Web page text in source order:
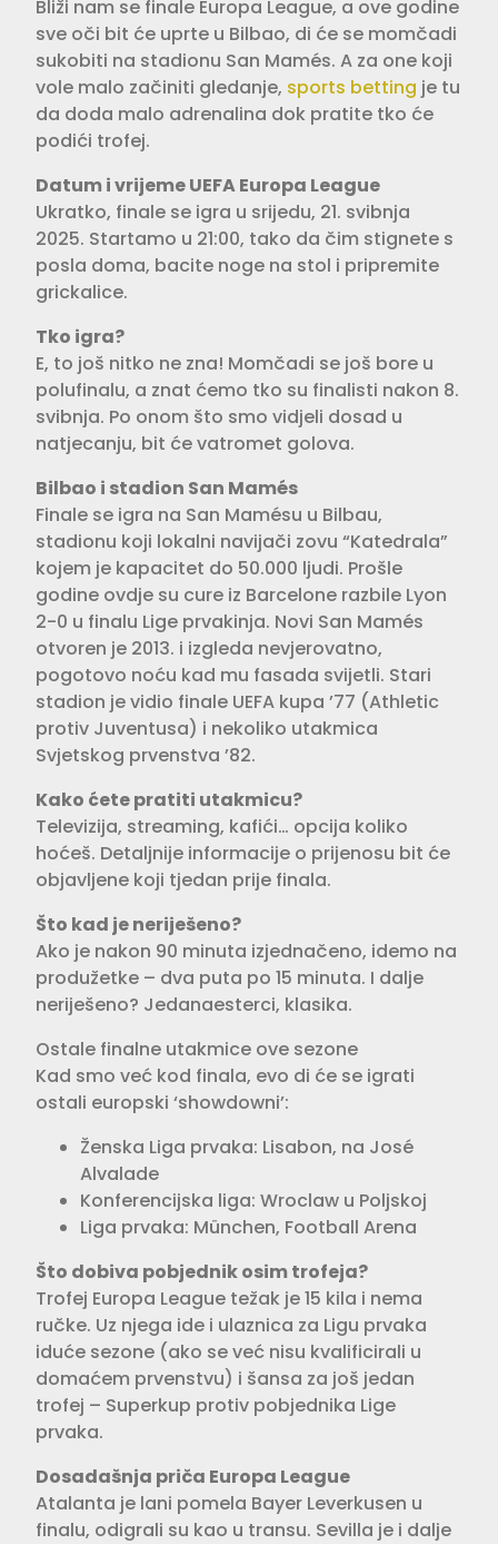
Bliži nam se finale Europa League, a ove godine
sve oči bit će uprte u Bilbao, di će se momčadi
sukobiti na stadionu San Mamés. A za one koji
vole malo začiniti gledanje, sports betting je tu
da doda malo adrenalina dok pratite tko će
podići trofej.
Datum i vrijeme UEFA Europa League
Ukratko, finale se igra u srijedu, 21. svibnja
2025. Startamo u 21:00, tako da čim stignete s
posla doma, bacite noge na stol i pripremite
grickalice.
Tko igra?
E, to još nitko ne zna! Momčadi se još bore u
polufinalu, a znat ćemo tko su finalisti nakon 8.
svibnja. Po onom što smo vidjeli dosad u
natjecanju, bit će vatromet golova.
Bilbao i stadion San Mamés
Finale se igra na San Mamésu u Bilbau,
stadionu koji lokalni navijači zovu “Katedrala”
kojem je kapacitet do 50.000 ljudi. Prošle
godine ovdje su cure iz Barcelone razbile Lyon
2-0 u finalu Lige prvakinja. Novi San Mamés
otvoren je 2013. i izgleda nevjerovatno,
pogotovo noću kad mu fasada svijetli. Stari
stadion je vidio finale UEFA kupa ’77 (Athletic
protiv Juventusa) i nekoliko utakmica
Svjetskog prvenstva ’82.
Kako ćete pratiti utakmicu?
Televizija, streaming, kafići… opcija koliko
hoćeš. Detaljnije informacije o prijenosu bit će
objavljene koji tjedan prije finala.
Što kad je neriješeno?
Ako je nakon 90 minuta izjednačeno, idemo na
produžetke – dva puta po 15 minuta. I dalje
neriješeno? Jedanaesterci, klasika.
Ostale finalne utakmice ove sezone
Kad smo već kod finala, evo di će se igrati
ostali europski ‘showdowni’:
Ženska Liga prvaka: Lisabon, na José
Alvalade
Konferencijska liga: Wroclaw u Poljskoj
Liga prvaka: München, Football Arena
Što dobiva pobjednik osim trofeja?
Trofej Europa League težak je 15 kila i nema
ručke. Uz njega ide i ulaznica za Ligu prvaka
iduće sezone (ako se već nisu kvalificirali u
domaćem prvenstvu) i šansa za još jedan
trofej – Superkup protiv pobjednika Lige
prvaka.
Dosadašnja priča Europa League
Atalanta je lani pomela Bayer Leverkusen u
finalu, odigrali su kao u transu. Sevilla je i dalje